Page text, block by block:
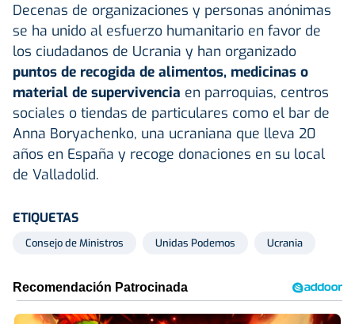
Decenas de organizaciones y personas anónimas
se ha unido al esfuerzo humanitario en favor de
los ciudadanos de Ucrania y han organizado
puntos de recogida de alimentos, medicinas o
material de supervivencia en parroquias, centros
sociales o tiendas de particulares como el bar de
Anna Boryachenko, una ucraniana que lleva 20
años en España y recoge donaciones en su local
de Valladolid.
ETIQUETAS
Consejo de Ministros Unidas Podemos Ucrania